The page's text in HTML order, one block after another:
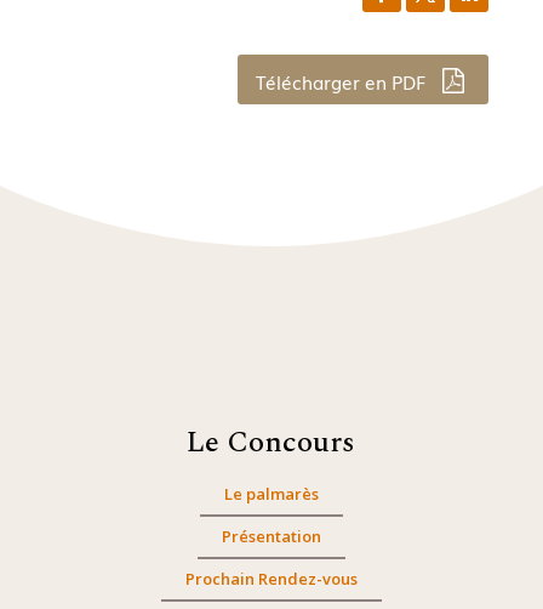
Télécharger en PDF
Le Concours
Le palmarès
Présentation
Prochain Rendez-vous